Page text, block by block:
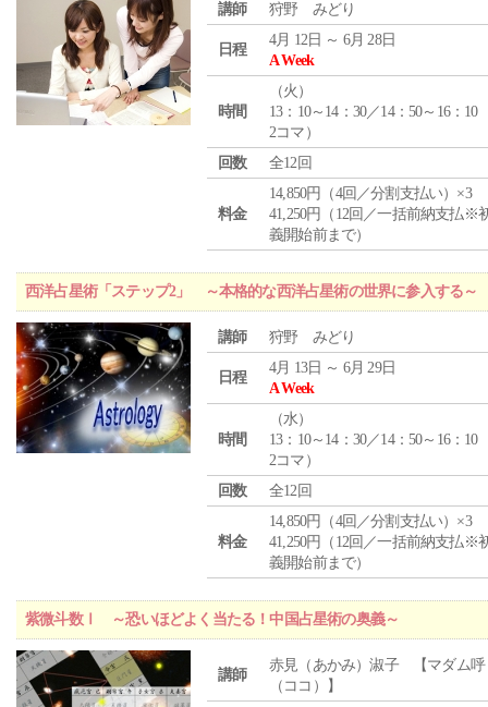
講師 狩野 みどり
日程
4月 12日 ～ 6月 28日
A Week
時間
（火 ）
13：10～14：30／14：50～16：10
2コマ）
回数
全12回
料金
14,850円（4回／分割支払い）×3
41,250円（12回／一括前納支払※
義開始前まで）
西洋占星術「ステップ2」 ～本格的な西洋占星術の世界に参入する～
講師 狩野 みどり
日程
4月 13日 ～ 6月 29日
A Week
時間
（水）
13：10～14：30／14：50～16：10
2コマ）
回数
全12回
料金
14,850円（4回／分割支払い）×3
41,250円（12回／一括前納支払※
義開始前まで）
紫微斗数Ⅰ ～恐いほどよく当たる！中国占星術の奥義～
講師
赤見（あかみ）淑子 【マダム呼
（ココ）】